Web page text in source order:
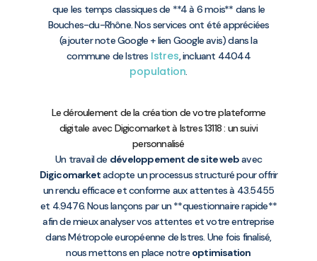
que les temps classiques de **4 à 6 mois** dans le
Bouches-du-Rhône. Nos services ont été appréciées
(ajouter note Google + lien Google avis) dans la
commune de Istres Istres, incluant 44044
population.
Le déroulement de la création de votre plateforme
digitale avec Digicomarket à Istres 13118 : un suivi
personnalisé
Un travail de développement de site webavec
Digicomarketadopte un processus structuré pour offrir
un rendu efficace et conforme aux attentes à 43.5455
et 4.9476. Nous lançons par un **questionnaire rapide**
afin de mieux analyser vos attentes et votre entreprise
dans Métropole européenne de Istres. Une fois finalisé,
nous mettons en place notre optimisation